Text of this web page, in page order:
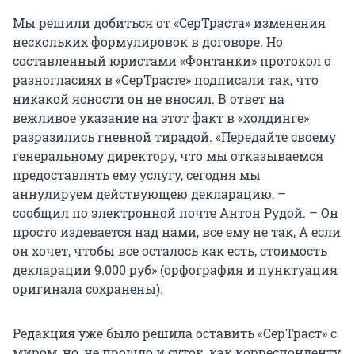
Мы решили добиться от «СерТраста» изменения
нескольких формулировок в договоре. Но
составленный юристами «Фонтанки» протокол о
разногласиях в «СерТрасте» подписали так, что
никакой ясности он не вносил. В ответ на
вежливое указание на этот факт в «холдинге»
разразились гневной тирадой. «Передайте своему
генеральному директору, что мы отказываемся
предоставлять ему услугу, сегодня мы
аннулируем действующею декларацию, –
сообщил по электронной почте Антон Рудой. – Он
просто издевается над нами, все ему не так, А если
он хочет, чтобы все осталось как есть, стоимость
декларации 9.000 руб» (орфография и пунктуация
оригинала сохранены).
Редакция уже было решила оставить «СерТраст» с